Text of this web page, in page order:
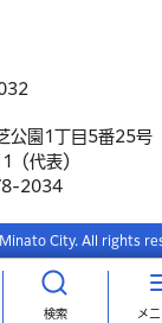
検索 メ
公園1丁目5番25号
代表）
2034
City. All rights